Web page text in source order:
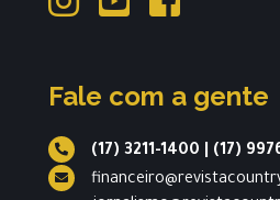
Fale com a gente
(17) 3211-1400
(17)